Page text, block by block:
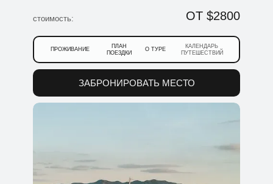
стоимость: ОТ $2800
ЗАБРОНИРОВАТЬ МЕСТО
КАЛЕНДАРЬ
ПУТЕШЕСТВИЙ
О ТУРЕ
ПЛАН
ПОЕЗДКИ
ПРОЖИВАНИЕ